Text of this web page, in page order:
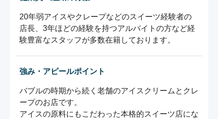
20年弱アイスやクレープなどのスイーツ経験者の
店長、3年ほどの経験を持つアルバイトの方など経
験豊富なスタッフが多数在籍しております。
強み・アピールポイント
バブルの時期から続く老舗のアイスクリームとクレ
ープのお店です。
アイスの原料にもこだわった本格的スイーツ店にな